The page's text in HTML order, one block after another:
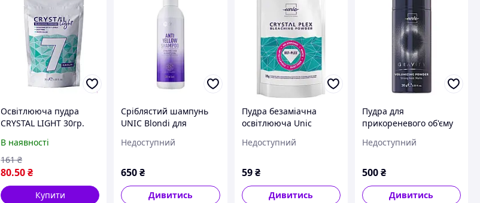
Oсвітлююча пудра
CRYSTAL LIGHT 30гр.
В наявності
80.50₴
161 ₴
Купити
Сріблястий шампунь
UNIC Blondi для
блонд 300 мл
Недоступний
650₴
Дивитись
Пудра безаміачна
освітлююча Unic
додатковим захистом
Недоступний
59 ₴
Дивитись
Пудра для
прикореневого об'єму
Недоступний
500₴
Дивитись